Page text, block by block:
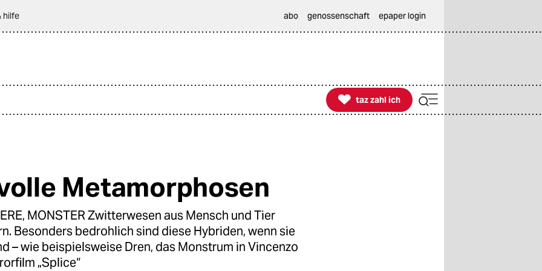
hilfe abo genossenschaft epaper login

taz zahl ich
taz zahl ich
Metamorphosen
MONSTER Zwitterwesen aus Mensch und Tier
Besonders bedrohlich sind diese Hybriden, wenn sie
– wie beispielsweise Dren, das Monstrum in Vincenzo
„Splice“